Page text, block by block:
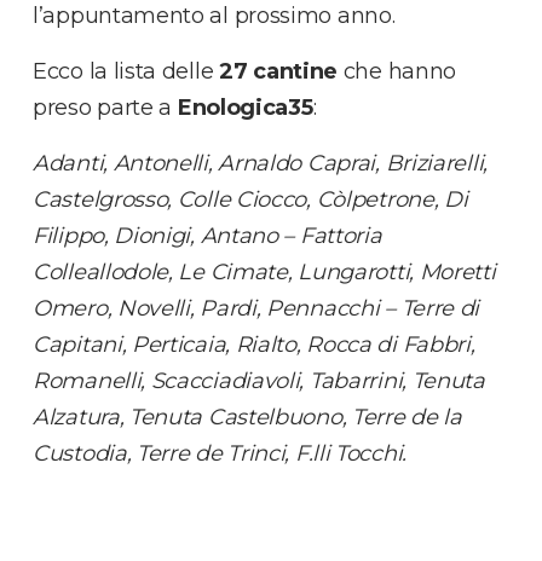
l’appuntamento al prossimo anno.
Ecco la lista delle 27 cantine che hanno
preso parte a Enologica35:
Adanti, Antonelli, Arnaldo Caprai, Briziarelli,
Castelgrosso, Colle Ciocco, Còlpetrone, Di
Filippo, Dionigi, Antano – Fattoria
Colleallodole, Le Cimate, Lungarotti, Moretti
Omero, Novelli, Pardi, Pennacchi – Terre di
Capitani, Perticaia, Rialto, Rocca di Fabbri,
Romanelli, Scacciadiavoli, Tabarrini, Tenuta
Alzatura, Tenuta Castelbuono, Terre de la
Custodia, Terre de Trinci, F.lli Tocchi.